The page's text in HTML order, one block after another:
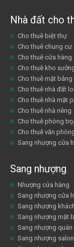
Nhà đất cho
Cho thuê biệt thự
Cho thuê chung cư
Cho thuê cửa hàng
Cho thuê kho
Cho thuê mặt
Cho thuê nhà đất
Cho thuê nhà mặt
Cho thuê nhà riêng
Cho thuê phòng
Cho thuê văn
Sang nhượng cửa
Sang nhượng
Nhượng cửa hàng
Sang nhượng cửa
Sang nhượng
Sang nhượng mặt
Sang nhượng
Sang nhượng